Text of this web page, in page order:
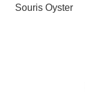
Souris Oyster